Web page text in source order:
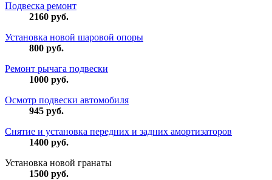
Подвеска ремонт
2160 руб.
Установка новой шаровой опоры
800 руб.
Ремонт рычага подвески
1000 руб.
Осмотр подвески автомобиля
945 руб.
Снятие и установка передних и задних амортизаторов
1400 руб.
Установка новой гранаты
1500 руб.